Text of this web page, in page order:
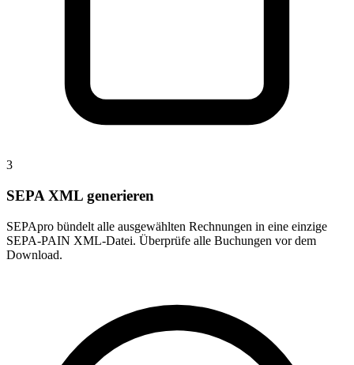
3
SEPA XML generieren
SEPApro bündelt alle ausgewählten Rechnungen in eine einzige
SEPA-PAIN XML-Datei. Überprüfe alle Buchungen vor dem
Download.